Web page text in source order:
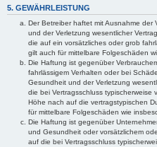
5. GEWÄHRLEISTUNG
Der Betreiber haftet mit Ausnahme
und der Verletzung wesentlicher
die auf ein vorsätzliches oder grob
gilt auch für mittelbare Folgeschäden
Die Haftung ist gegenüber
fahrlässigem Verhalten oder bei
Gesundheit und der Verletzung
die bei Vertragsschluss
Höhe nach auf die vertragstypischen
für mittelbare Folgeschäden wie
Die Haftung ist gegenüber
und Gesundheit oder vorsätzlichem
auf die bei Vertragsschluss